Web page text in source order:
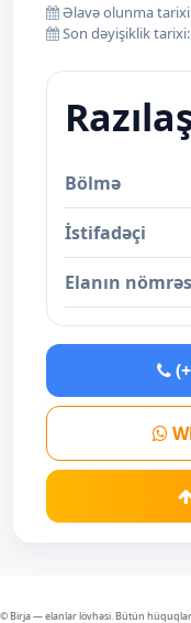
Əlavə olunma
Son dəyişiklik
Bölmə
İstifadəçi
Elanın
© Birja — elanlar lövhəsi. Bütün